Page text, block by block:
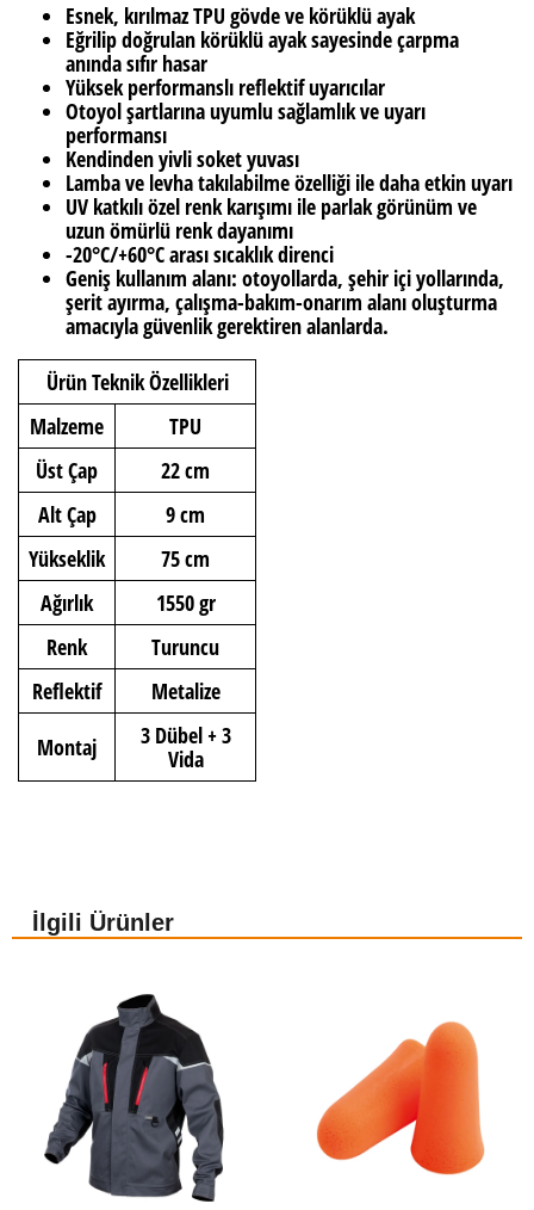
Esnek, kırılmaz TPU gövde ve körüklü ayak
Eğrilip doğrulan körüklü ayak sayesinde çarpma
anında sıfır hasar
Yüksek performanslı reflektif uyarıcılar
Otoyol şartlarına uyumlu sağlamlık ve uyarı
performansı
Kendinden yivli soket yuvası
Lamba ve levha takılabilme özelliği ile daha etkin uyarı
UV katkılı özel renk karışımı ile parlak görünüm ve
uzun ömürlü renk dayanımı
-20°C/+60°C arası sıcaklık direnci
Geniş kullanım alanı: otoyollarda, şehir içi yollarında,
şerit ayırma, çalışma-bakım-onarım alanı oluşturma
amacıyla güvenlik gerektiren alanlarda.
Ürün Teknik Özellikleri
Malzeme
TPU
Üst Çap
22 cm
Alt Çap
9 cm
Yükseklik
75 cm
Ağırlık
1550 gr
Renk
Turuncu
Reflektif
Metalize
Montaj
3 Dübel + 3
Vida
İlgili Ürünler